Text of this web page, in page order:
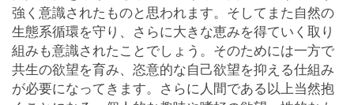
強く意識されたものと思われます。そしてまた自然の
生態系循環を守り、さらに大きな恵みを得ていく取り
組みも意識されたことでしょう。そのためには一方で
共生の欲望を育み、恣意的な自己欲望を抑える仕組み
が必要になってきます。さらに人間である以上当然抱